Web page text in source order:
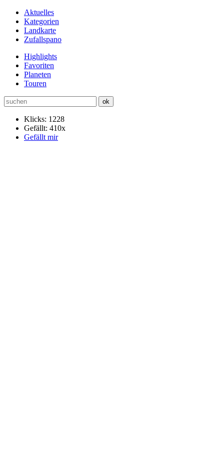
Aktuelles
Kategorien
Landkarte
Zufallspano
Highlights
Favoriten
Planeten
Touren
Klicks: 1228
Gefällt: 410x
Gefällt mir